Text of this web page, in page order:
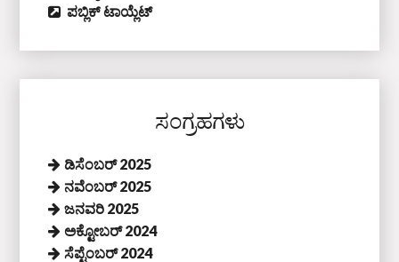
ಪಬ್ಲಿಕ್‌ ಟಾಯ್ಲೆಟ್‌
ಸಂಗ್ರಹಗಳು
ಡಿಸೆಂಬರ್ 2025
ನವೆಂಬರ್ 2025
ಜನವರಿ 2025
ಅಕ್ಟೋಬರ್ 2024
ಸೆಪ್ಟೆಂಬರ್ 2024